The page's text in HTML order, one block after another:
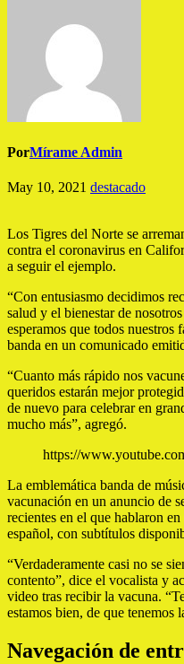
PorMírame Admin
May 10, 2021 destacado
Los Tigres del Norte se
contra el coronavirus en
a seguir el ejemplo.
“Con entusiasmo decidimos
salud y el bienestar de
esperamos que todos nuestros
banda en un comunicado
“Cuanto más rápido nos
queridos estarán mejor
de nuevo para celebrar en
mucho más”, agregó.
https://
La emblemática banda de
vacunación en un anuncio de
recientes en el que hablaron
español, con subtítulos
“Verdaderamente casi no se
contento”, dice el vocalista y
video tras recibir la vacuna.
estamos bien, de que tenemos
Navegación de